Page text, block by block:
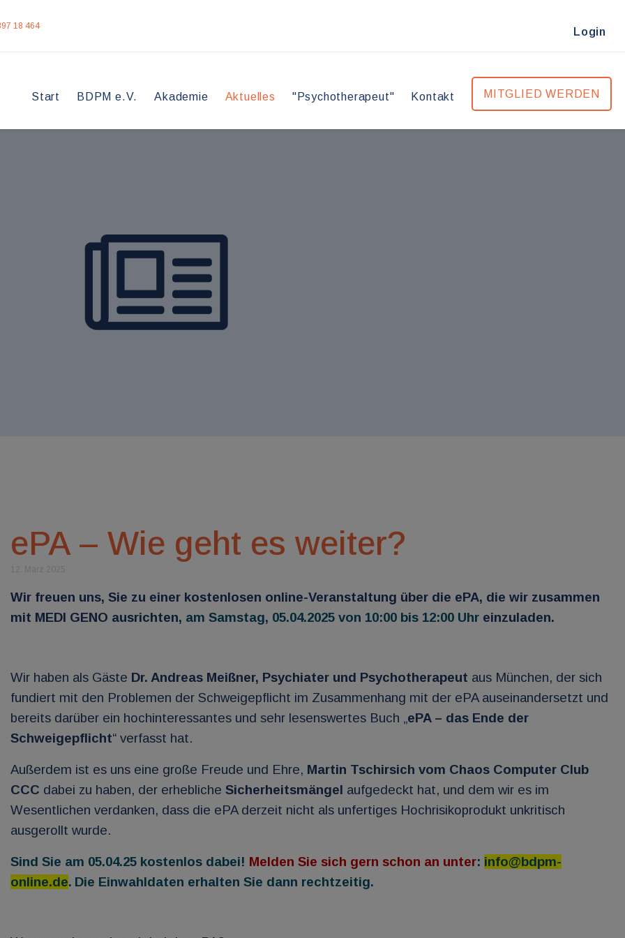
18 464
Login
Start BDPM e.V. Akademie Aktuelles "Psychotherapeut" Kontakt MITGLIED WERDEN
ePA – Wie geht es weiter?
Wir freuen uns, Sie zu einer kostenlosen online-Veranstaltung über die ePA, die wir zusammen
mit MEDI GENO ausrichten, am Samstag, 05.04.2025 von 10:00 bis 12:00 Uhr einzuladen.
Wir haben als Gäste Dr. Andreas Meißner, Psychiater und Psychotherapeut aus München, der sich
fundiert mit den Problemen der Schweigepflicht im Zusammenhang mit der ePA auseinandersetzt und
bereits darüber ein hochinteressantes und sehr lesenswertes Buch „ ePA – das Ende der
Schweigepflicht“ verfasst hat.
Außerdem ist es uns eine große Freude und Ehre, Martin Tschirsich vom Chaos Computer Club
CCC dabei zu haben, der erhebliche Sicherheitsmängel aufgedeckt hat, und dem wir es im
Wesentlichen verdanken, dass die ePA derzeit nicht als unfertiges Hochrisikoprodukt unkritisch
ausgerollt wurde.
Sind Sie am 05.04.25 kostenlos dabei! Melden Sie sich gern schon an unter: info@bdpm-
online.de. Die Einwahldaten erhalten Sie dann rechtzeitig.